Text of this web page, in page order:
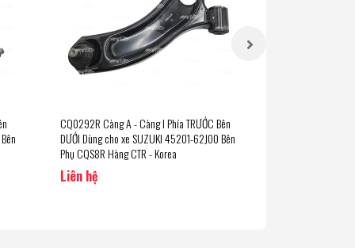
CQ0292R Càng A - Càng I Phía TRƯỚC Bên
DƯỚI Dùng cho xe SUZUKI 45201-62J00 Bên
Phụ CQS8R Hàng CTR - Korea
Liên hệ